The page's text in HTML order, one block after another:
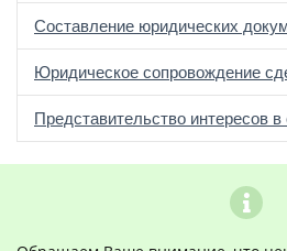
Составление юридических
Юридическое сопровождение
Представительство интересов в